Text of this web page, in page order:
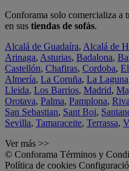
Conforama solo comercializa a
en sus tiendas de sofás.
Alcalá de Guadaíra, Alcalá de
Arinaga, Asturias, Badalona,
Castellón, Chafiras, Cordoba,
Almería, La Coruña, La Laguna
Lleida, Los Barrios, Madrid,
Orotava, Palma, Pamplona,
San Sebastian, Sant Boi,
Sevilla, Tamaraceite, Terrassa,
Ver más >>
© Conforama Términos y
Política de cookies